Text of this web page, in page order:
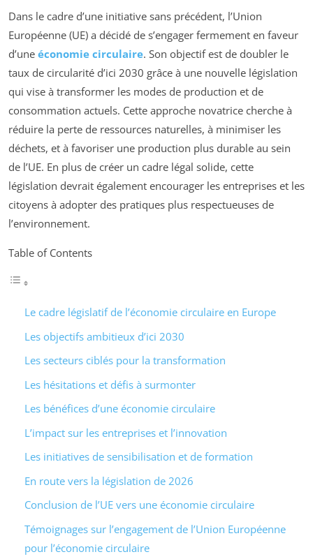
Dans le cadre d’une initiative sans précédent, l’Union
Européenne (UE) a décidé de s’engager fermement en faveur
d’une économie circulaire. Son objectif est de doubler le
taux de circularité d’ici 2030 grâce à une nouvelle législation
qui vise à transformer les modes de production et de
consommation actuels. Cette approche novatrice cherche à
réduire la perte de ressources naturelles, à minimiser les
déchets, et à favoriser une production plus durable au sein
de l’UE. En plus de créer un cadre légal solide, cette
législation devrait également encourager les entreprises et les
citoyens à adopter des pratiques plus respectueuses de
l’environnement.
Table of Contents
Le cadre législatif de l’économie circulaire en Europe
Les objectifs ambitieux d’ici 2030
Les secteurs ciblés pour la transformation
Les hésitations et défis à surmonter
Les bénéfices d’une économie circulaire
L’impact sur les entreprises et l’innovation
Les initiatives de sensibilisation et de formation
En route vers la législation de 2026
Conclusion de l’UE vers une économie circulaire
Témoignages sur l’engagement de l’Union Européenne
pour l’économie circulaire